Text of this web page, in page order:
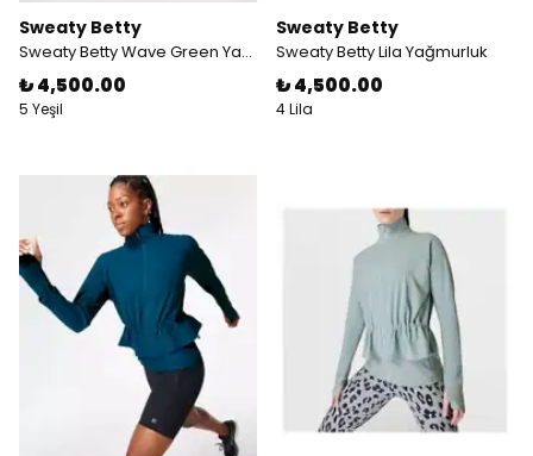
Sweaty Betty
Sweaty Betty Wave Green Yağmurluk
₺ 4,500.00
5 Yeşil
Sweaty Betty
Sweaty Betty Lila Yağmurluk
₺ 4,500.00
4 Lila